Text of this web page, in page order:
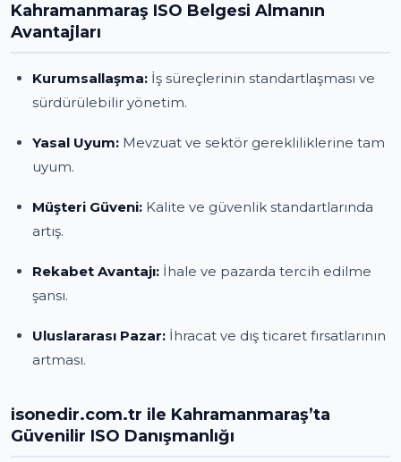
Kahramanmaraş ISO Belgesi Almanın
Avantajları
Kurumsallaşma: İş süreçlerinin standartlaşması ve
sürdürülebilir yönetim.
Yasal Uyum: Mevzuat ve sektör gerekliliklerine tam
uyum.
Müşteri Güveni: Kalite ve güvenlik standartlarında
artış.
Rekabet Avantajı: İhale ve pazarda tercih edilme
şansı.
Uluslararası Pazar: İhracat ve dış ticaret fırsatlarının
artması.
isonedir.com.tr ile Kahramanmaraş’ta
Güvenilir ISO Danışmanlığı